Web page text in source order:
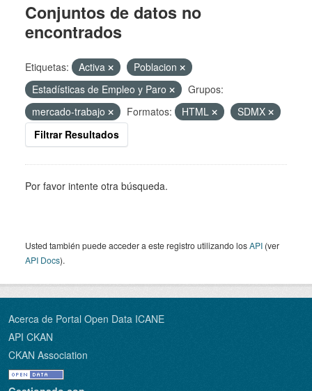
Conjuntos de datos no
encontrados
Etiquetas: Activa
Poblacion
Estadísticas de Empleo y Paro
Grupos:
mercado-trabajo
Formatos: HTML
SDMX
Filtrar Resultados
Por favor intente otra búsqueda.
Usted también puede acceder a este registro utilizando losAPI (ver
API Docs).
Acerca de Portal Open Data ICANE
API CKAN
CKAN Association